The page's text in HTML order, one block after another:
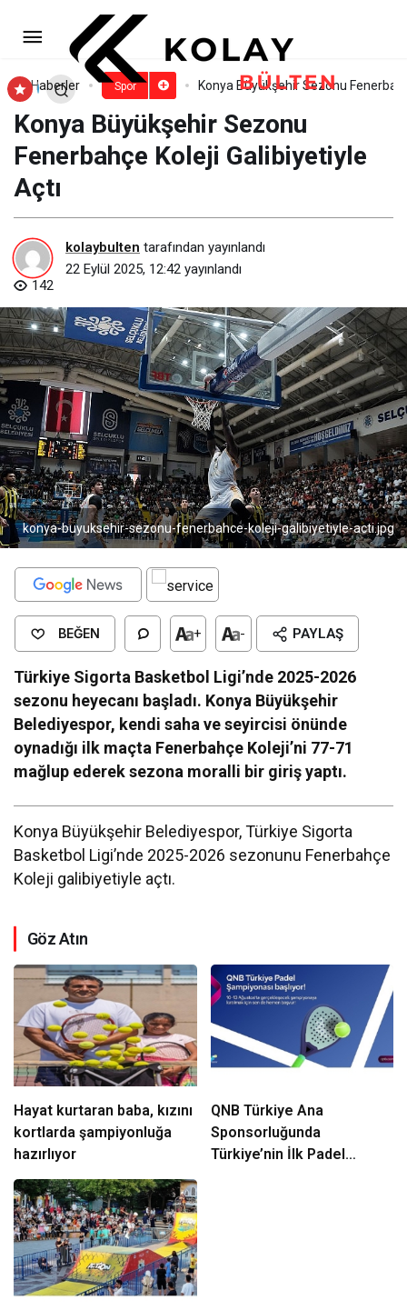
Haberler Spor Konya Büyükşehir Sezonu
Konya Büyükşehir Sezonu
Fenerbahçe Koleji Galibiyetiyle
Açtı
kolaybulten tarafından yayınlandı
22 Eylül 2025, 12:42 yayınlandı
142
konya-buyuksehir-sezonu-fenerbahce-koleji-galibiyetiyle-acti.jpg
BEĞEN + - PAYLAŞ
Türkiye Sigorta Basketbol Ligi’nde 2025-2026
sezonu heyecanı başladı. Konya Büyükşehir
Belediyespor, kendi saha ve seyircisi önünde
oynadığı ilk maçta Fenerbahçe Koleji’ni 77-71
mağlup ederek sezona moralli bir giriş yaptı.
Konya Büyükşehir Belediyespor, Türkiye Sigorta
Basketbol Ligi’nde 2025-2026 sezonunu Fenerbahçe
Koleji galibiyetiyle açtı.
Göz Atın
Hayat kurtaran baba, kızını
kortlarda şampiyonluğa
hazırlıyor
QNB Türkiye Ana
Sponsorluğunda
Türkiye’nin İlk Padel
Yol Bisikleti Milli Takımının
Dünya Şampiyonası Heyecanı
Yorum Yap Paylaş